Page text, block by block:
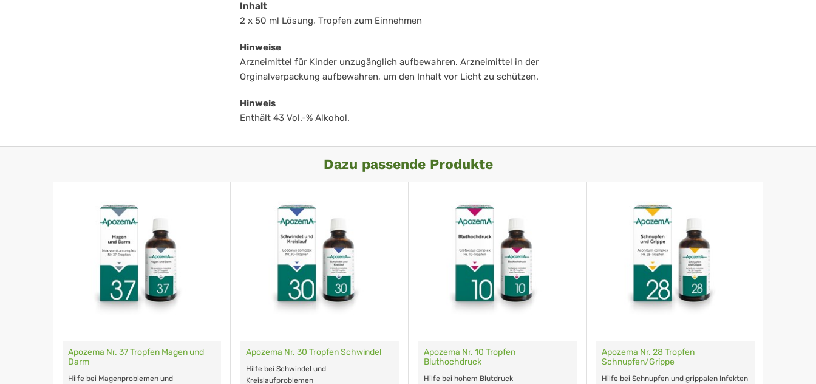
Inhalt
2 x 50 ml Lösung, Tropfen zum Einnehmen
Hinweise
Arzneimittel für Kinder unzugänglich aufbewahren. Arzneimittel in der
Orginalverpackung aufbewahren, um den Inhalt vor Licht zu schützen.
Hinweis
Enthält 43 Vol.-% Alkohol.
Dazu passende Produkte
Apozema Nr. 37 Tropfen Magen und
Darm
Hilfe bei Magenproblemen und
Apozema Nr. 30 Tropfen Schwindel
Hilfe bei Schwindel und
Kreislaufproblemen
Apozema Nr. 10 Tropfen
Bluthochdruck
Hilfe bei hohem Blutdruck
Apozema Nr. 28 Tropfen
Schnupfen/Grippe
Hilfe bei Schnupfen und grippalen Infekten